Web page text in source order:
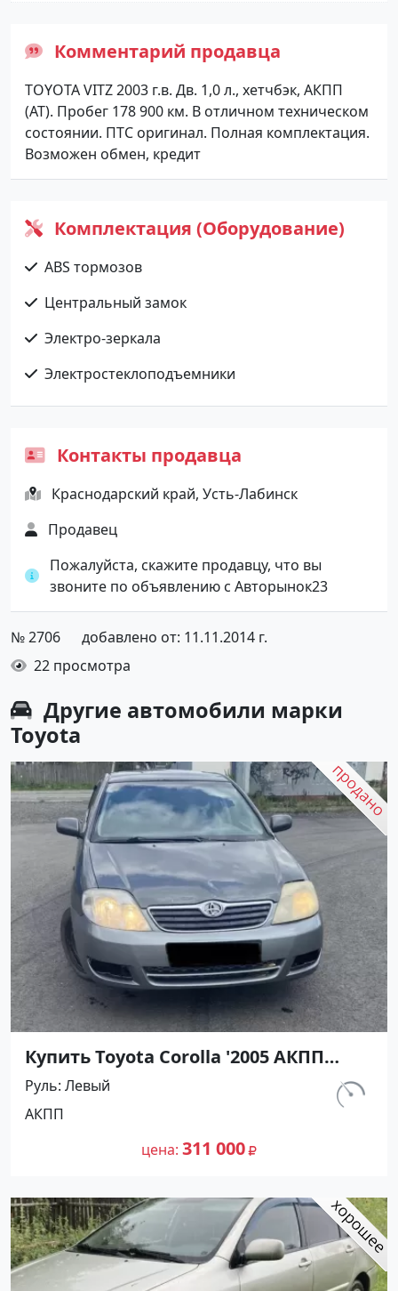
Комментарий продавца
TOYOTA VITZ 2003 г.в. Дв. 1,0 л., хетчбэк, АКПП
(АТ). Пробег 178 900 км. В отличном техническом
состоянии. ПТС оригинал. Полная комплектация.
Возможен обмен, кредит
Комплектация (Оборудование)
ABS тормозов
Центральный замок
Электро-зеркала
Электростеклоподъемники
Контакты продавца
Краснодарский край, Усть-Лабинск
Продавец
Пожалуйста, скажите продавцу, что вы
звоните по объявлению с Авторынок23
№ 2706
добавлено от: 11.11.2014 г.
22 просмотра
Другие автомобили марки
Toyota
Купить Toyota Corolla '2005 АКПП
(1600/110 л.с.) Бензин инжектор
Кореновск цвет Серый Седан по
цене 311000 рублей, объявление
№27432 на сайте Авторынок23
км.
Руль Левый
АКПП
цена 311 000